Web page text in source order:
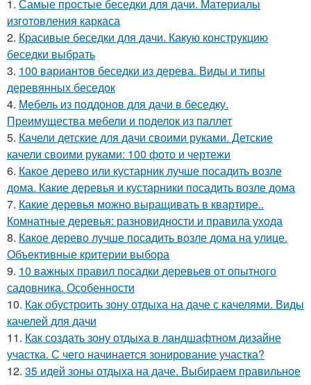
1. Самые простые беседки для дачи. Материалы
изготовления каркаса
2. Красивые беседки для дачи. Какую конструкцию
беседки выбрать
3. 100 вариантов беседки из дерева. Виды и типы
деревянных беседок
4. Мебель из поддонов для дачи в беседку.
Преимущества мебели и поделок из паллет
5. Качели детские для дачи своими руками. Детские
качели своими руками: 100 фото и чертежи
6. Какое дерево или кустарник лучше посадить возле
дома. Какие деревья и кустарники посадить возле дома
7. Какие деревья можно выращивать в квартире..
Комнатные деревья: разновидности и правила ухода
8. Какое дерево лучше посадить возле дома на улице.
Объективные критерии выбора
9. 10 важных правил посадки деревьев от опытного
садовника. Особенности
10. Как обустроить зону отдыха на даче с качелями. Виды
качелей для дачи
11. Как создать зону отдыха в ландшафтном дизайне
участка. С чего начинается зонирование участка?
12. 35 идей зоны отдыха на даче. Выбираем правильное